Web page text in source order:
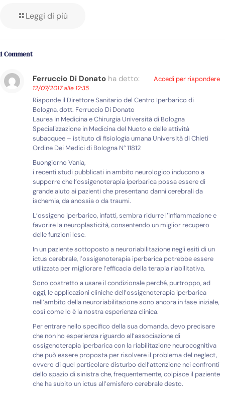
Leggi di più
1 Comment
Ferruccio Di Donato ha detto:
12/07/2017 alle 12:35
Risponde il Direttore Sanitario del Centro Iperbarico di
Bologna, dott. Ferruccio Di Donato
Laurea in Medicina e Chirurgia Università di Bologna
Specializzazione in Medicina del Nuoto e delle attività
subacquee – istituto di fisiologia umana Università di Chieti
Ordine Dei Medici di Bologna N° 11812
Buongiorno Vania,
i recenti studi pubblicati in ambito neurologico inducono a
supporre che l’ossigenoterapia iperbarica possa essere di
grande aiuto ai pazienti che presentano danni cerebrali da
ischemia, da anossia o da traumi.
L’ossigeno iperbarico, infatti, sembra ridurre l’infiammazione e
favorire la neuroplasticità, consentendo un miglior recupero
delle funzioni lese.
In un paziente sottoposto a neuroriabilitazione negli esiti di un
ictus cerebrale, l’ossigenoterapia iperbarica potrebbe essere
utilizzata per migliorare l’efficacia della terapia riabilitativa.
Sono costretto a usare il condizionale perché, purtroppo, ad
oggi, le applicazioni cliniche dell’ossigenoterapia iperbarica
nell’ambito della neuroriabilitazione sono ancora in fase iniziale,
così come lo è la nostra esperienza clinica.
Per entrare nello specifico della sua domanda, devo precisare
che non ho esperienza riguardo all’associazione di
ossigenoterapia iperbarica con la riabilitazione neurocognitiva
che può essere proposta per risolvere il problema del neglect,
ovvero di quel particolare disturbo dell’attenzione nei confronti
dello spazio di sinistra che, frequentemente, colpisce il paziente
che ha subito un ictus all’emisfero cerebrale desto.
Accedi per rispondere